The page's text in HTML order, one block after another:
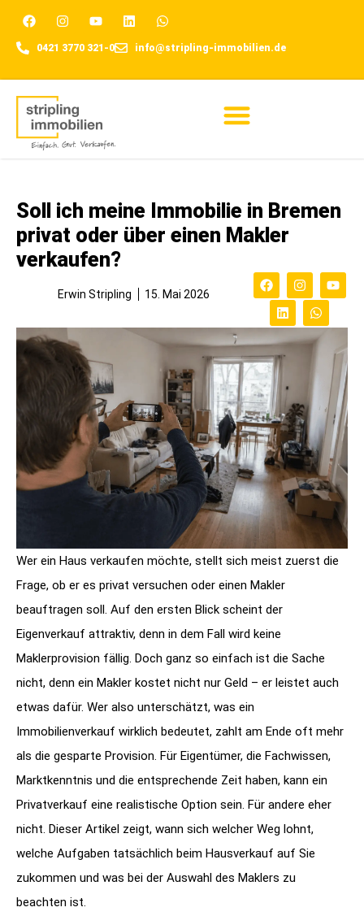
0421 3770 321-0 info@stripling-immobilien.de
Soll ich meine Immobilie in Bremen
privat oder über einen Makler
verkaufen?
Erwin Stripling 15. Mai 2026
Wer ein Haus verkaufen möchte, stellt sich meist zuerst die
Frage, ob er es privat versuchen oder einen Makler
beauftragen soll. Auf den ersten Blick scheint der
Eigenverkauf attraktiv, denn in dem Fall wird keine
Maklerprovision fällig. Doch ganz so einfach ist die Sache
nicht, denn ein Makler kostet nicht nur Geld – er leistet auch
etwas dafür. Wer also unterschätzt, was ein
Immobilienverkauf wirklich bedeutet, zahlt am Ende oft mehr
als die gesparte Provision. Für Eigentümer, die Fachwissen,
Marktkenntnis und die entsprechende Zeit haben, kann ein
Privatverkauf eine realistische Option sein. Für andere eher
nicht. Dieser Artikel zeigt, wann sich welcher Weg lohnt,
welche Aufgaben tatsächlich beim Hausverkauf auf Sie
zukommen und was bei der Auswahl des Maklers zu
beachten ist.